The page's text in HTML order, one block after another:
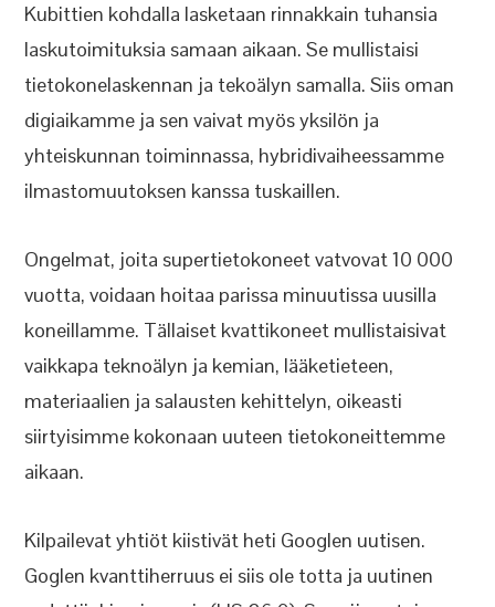
Kubittien kohdalla lasketaan rinnakkain tuhansia
laskutoimituksia samaan aikaan. Se mullistaisi
tietokonelaskennan ja tekoälyn samalla. Siis oman
digiaikamme ja sen vaivat myös yksilön ja
yhteiskunnan toiminnassa, hybridivaiheessamme
ilmastomuutoksen kanssa tuskaillen.
Ongelmat, joita supertietokoneet vatvovat 10 000
vuotta, voidaan hoitaa parissa minuutissa uusilla
koneillamme. Tällaiset kvattikoneet mullistaisivat
vaikkapa teknoälyn ja kemian, lääketieteen,
materiaalien ja salausten kehittelyn, oikeasti
siirtyisimme kokonaan uuteen tietokoneittemme
aikaan.
Kilpailevat yhtiöt kiistivät heti Googlen uutisen.
Goglen kvanttiherruus ei siis ole totta ja uutinen